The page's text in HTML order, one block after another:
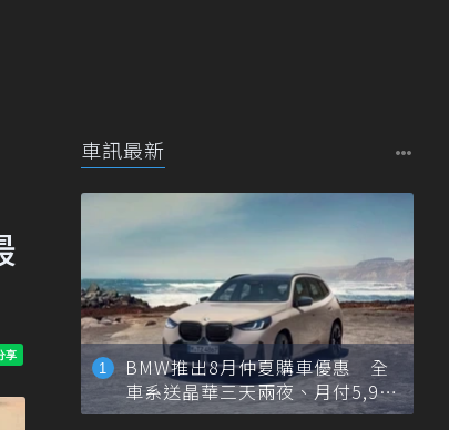
車訊最新
BMW推出8月仲夏購車優惠 全
車系送晶華三天兩夜、月付5,900
元起